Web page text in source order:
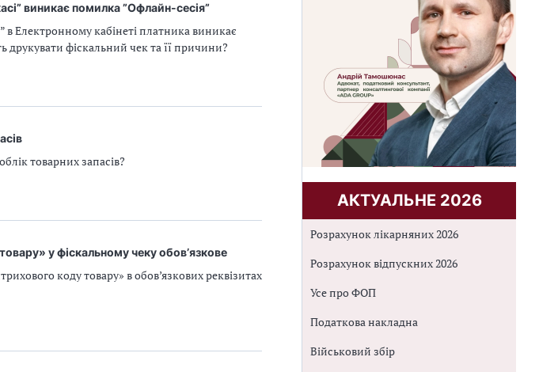
виникає помилка ”Офлайн-сесія”
в Електронному кабінеті платника виникає
друкувати фіскальний чек та її причини?
товарних запасів?
у фіскальному чеку обов’язкове
коду товару» в обов’язкових реквізитах
АКТУАЛЬНЕ 2026
Розрахунок лікарняних 2026
Розрахунок відпускних 2026
Усе про ФОП
Податкова накладна
Військовий збір